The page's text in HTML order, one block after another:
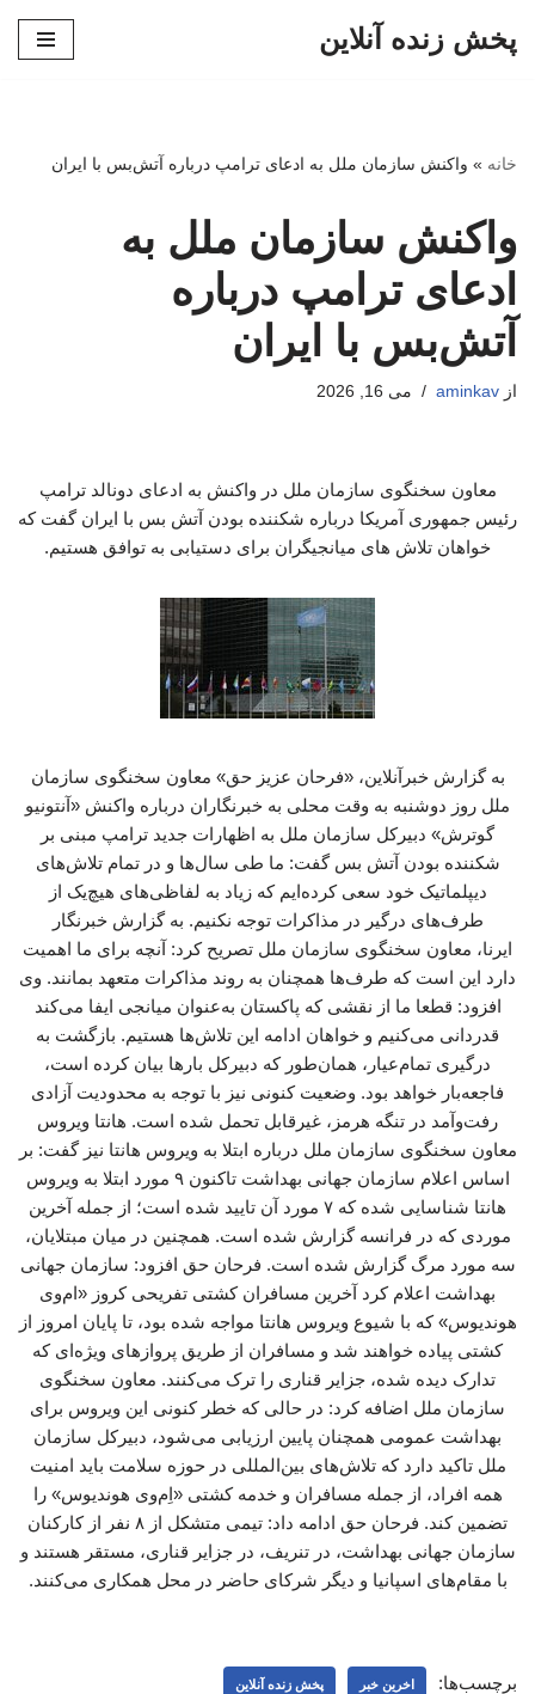
پخش زنده آنلاین
خانه » واکنش سازمان ملل به ادعای ترامپ درباره آتش‌بس با ایران
واکنش سازمان ملل به
ادعای ترامپ درباره
آتش‌بس با ایران
از aminkav می 16, 2026
معاون سخنگوی سازمان ملل در واکنش به ادعای دونالد ترامپ
رئیس جمهوری آمریکا درباره شکننده بودن آتش بس با ایران گفت که
خواهان تلاش های میانجیگران برای دستیابی به توافق هستیم.
به گزارش خبرآنلاین، «فرحان عزیز حق» معاون سخنگوی سازمان
ملل روز دوشنبه به وقت محلی به خبرنگاران درباره واکنش «آنتونیو
گوترش» دبیرکل سازمان ملل به اظهارات جدید ترامپ مبنی بر
شکننده بودن آتش بس گفت: ما طی سال‌ها و در تمام تلاش‌های
دیپلماتیک خود سعی کرده‌ایم که زیاد به لفاظی‌های هیچ‌یک از
طرف‌های درگیر در مذاکرات توجه نکنیم. به گزارش خبرنگار
ایرنا، معاون سخنگوی سازمان ملل تصریح کرد: آنچه برای ما اهمیت
دارد این است که طرف‌ها همچنان به روند مذاکرات متعهد بمانند. وی
افزود: قطعا ما از نقشی که پاکستان به‌عنوان میانجی ایفا می‌کند
قدردانی می‌کنیم و خواهان ادامه این تلاش‌ها هستیم. بازگشت به
درگیری تمام‌عیار، همان‌طور که دبیرکل بارها بیان کرده است،
فاجعه‌بار خواهد بود. وضعیت کنونی نیز با توجه به محدودیت آزادی
رفت‌وآمد در تنگه هرمز، غیرقابل تحمل شده است. هانتا ویروس
معاون سخنگوی سازمان ملل درباره ابتلا به ویروس هانتا نیز گفت: بر
اساس اعلام سازمان جهانی بهداشت تاکنون ۹ مورد ابتلا به ویروس
هانتا شناسایی شده که ۷ مورد آن تایید شده است؛ از جمله آخرین
موردی که در فرانسه گزارش شده است. همچنین در میان مبتلایان،
سه مورد مرگ گزارش شده است. فرحان حق افزود: سازمان جهانی
بهداشت اعلام کرد آخرین مسافران کشتی تفریحی کروز «ام‌وی
هوندیوس» که با شیوع ویروس هانتا مواجه شده بود، تا پایان امروز از
کشتی پیاده خواهند شد و مسافران از طریق پروازهای ویژه‌ای که
تدارک دیده شده، جزایر قناری را ترک می‌کنند. معاون سخنگوی
سازمان ملل اضافه کرد: در حالی که خطر کنونی این ویروس برای
بهداشت عمومی همچنان پایین ارزیابی می‌شود، دبیرکل سازمان
ملل تاکید دارد که تلاش‌های بین‌المللی در حوزه سلامت باید امنیت
همه افراد، از جمله مسافران و خدمه کشتی «اِم‌وی هوندیوس» را
تضمین کند. فرحان حق ادامه داد: تیمی متشکل از ۸ نفر از کارکنان
سازمان جهانی بهداشت، در تنریف، در جزایر قناری، مستقر هستند و
با مقام‌های اسپانیا و دیگر شرکای حاضر در محل همکاری می‌کنند.
برچسب‌ها: اخرین خبر پخش زنده آنلاین